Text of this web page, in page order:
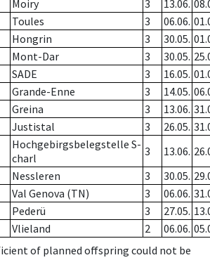
Moiry 3 13.06.
Toules 3 06.06.
Hongrin 3 30.05.
Mont-Dar 3 30.05.
SADE 3 16.05.
Grande-Enne 3 14.05.
Greina 3 13.06.
Justistal 3 26.05.
Hochgebirgsbelegstelle S-
charl
3 13.06.
Nessleren 3 30.05.
Val Genova (TN) 3 06.06.
Pederü 3 27.05.
Vlieland 2 06.06.
of planned offspring could not be